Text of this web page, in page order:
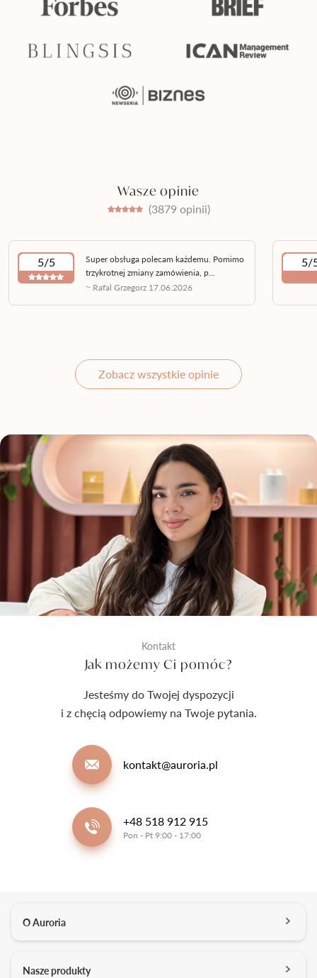
Wasze opinie
(3879 opinii)
5/5
Super obsługa polecam każdemu. Pomimo
trzykrotnej zmiany zamówienia, p...
~ Rafal Grzegorz 17.06.2026
5/
Zobacz wszystkie opinie
Kontakt
Jak możemy Ci pomóc?
Jesteśmy do Twojej dyspozycji
i z chęcią odpowiemy na Twoje pytania.
kontakt@auroria.pl
+48 518 912 915
Pon - Pt 9:00 - 17:00
O Auroria
Nasze produkty